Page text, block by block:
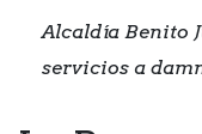
Alcaldía Benito
servicios a